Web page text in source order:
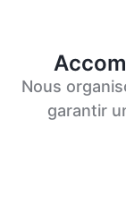
Nous
garantir